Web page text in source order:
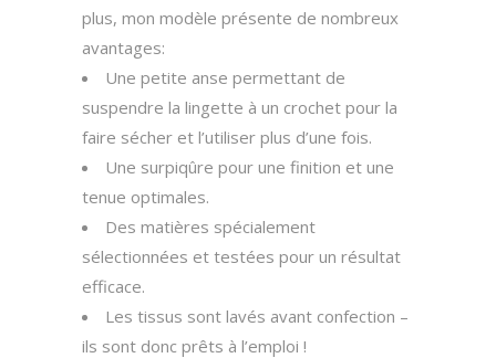
plus, mon modèle présente de nombreux
avantages:
Une petite anse permettant de
suspendre la lingette à un crochet pour la
faire sécher et l’utiliser plus d’une fois.
Une surpiqûre pour une finition et une
tenue optimales.
Des matières spécialement
sélectionnées et testées pour un résultat
efficace.
Les tissus sont lavés avant confection –
ils sont donc prêts à l’emploi !